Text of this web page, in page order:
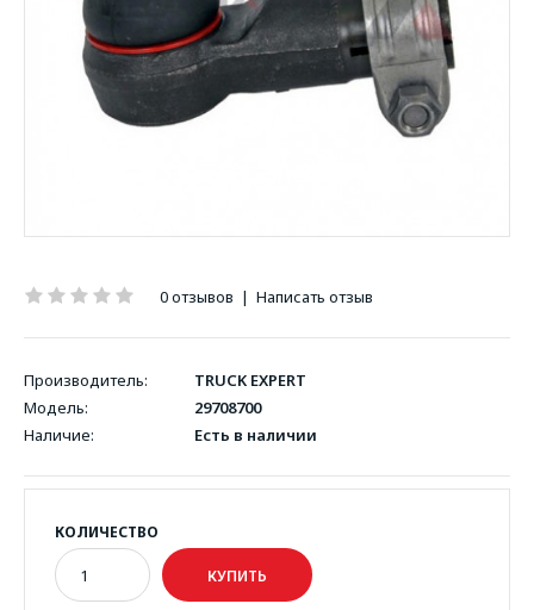
0 отзывов | Написать отзыв
Производитель:
TRUCK EXPERT
Модель:
29708700
Наличие:
Есть в наличии
КОЛИЧЕСТВО